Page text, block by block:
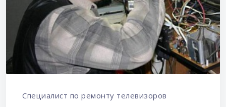
Специалист по ремонту телевизоров